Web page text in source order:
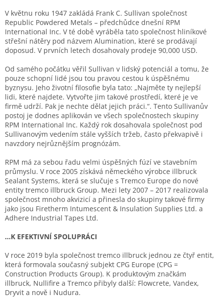
V květnu roku 1947 zakládá Frank C. Sullivan společnost
Republic Powdered Metals – předchůdce dnešní RPM
International Inc. V té době vyráběla tato společnost hliníkové
střešní nátěry pod názvem Alumination, které se prodávají
doposud. V prvních letech dosahovaly prodeje 90,000 USD.
Od samého počátku věřil Sullivan v lidský potenciál a tomu, že
pouze schopní lidé jsou tou pravou cestou k úspěšnému
byznysu. Jeho životní filosofie byla tato: „Najměte ty nejlepší
lidi, které najdete. Vytvořte jim takové prostředí, které je ve
firmě udrží. Pak je nechte dělat jejich práci.“. Tento Sullivanův
postoj je dodnes aplikován ve všech společnostech skupiny
RPM International Inc. Každý rok dosahovala společnost pod
Sullivanovým vedením stále vyšších tržeb, často překvapivě i
navzdory nejrůznějším prognózám.
RPM má za sebou řadu velmi úspěšných fúzí ve stavebním
průmyslu. V roce 2005 získává německého výrobce illbruck
Sealant Systems, která se slučuje s Tremco Europe do nové
entity tremco illbruck Group. Mezi lety 2007 – 2017 realizovala
společnost mnoho akvizicí a přinesla do skupiny takové firmy
jako jsou Firetherm Intumescent & Insulation Supplies Ltd. a
Adhere Industrial Tapes Ltd.
...K EFEKTIVNÍ SPOLUPRÁCI
V roce 2019 byla společnost tremco illbruck jednou ze čtyř entit,
která formovala současný subjekt CPG Europe (CPG =
Construction Products Group). K produktovým značkám
illbruck, Nullifire a Tremco přibyly další: Flowcrete, Vandex,
Dryvit a nově i Nudura.